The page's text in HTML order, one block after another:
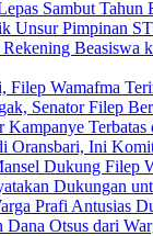
Sambut Tahun
Unsur Pimpinan
Beasiswa
Filep Wamafma
Senator Filep
Kampanye Terbatas
Oransbari, Ini
Dukung Filep
Dukungan
Prafi Antusias
Otsus dari